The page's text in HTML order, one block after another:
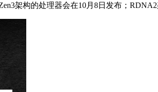
构的处理器会在10月8日发布；RDNA2